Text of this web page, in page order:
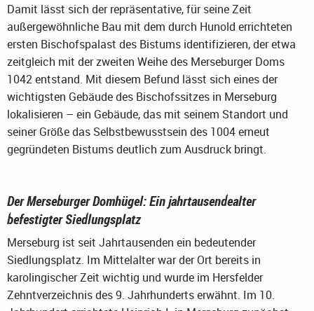
Damit lässt sich der repräsentative, für seine Zeit
außergewöhnliche Bau mit dem durch Hunold errichteten
ersten Bischofspalast des Bistums identifizieren, der etwa
zeitgleich mit der zweiten Weihe des Merseburger Doms
1042 entstand. Mit diesem Befund lässt sich eines der
wichtigsten Gebäude des Bischofssitzes in Merseburg
lokalisieren – ein Gebäude, das mit seinem Standort und
seiner Größe das Selbstbewusstsein des 1004 erneut
gegründeten Bistums deutlich zum Ausdruck bringt.
Der Merseburger Domhügel: Ein jahrtausendealter
befestigter Siedlungsplatz
Merseburg ist seit Jahrtausenden ein bedeutender
Siedlungsplatz. Im Mittelalter war der Ort bereits in
karolingischer Zeit wichtig und wurde im Hersfelder
Zehntverzeichnis des 9. Jahrhunderts erwähnt. Im 10.